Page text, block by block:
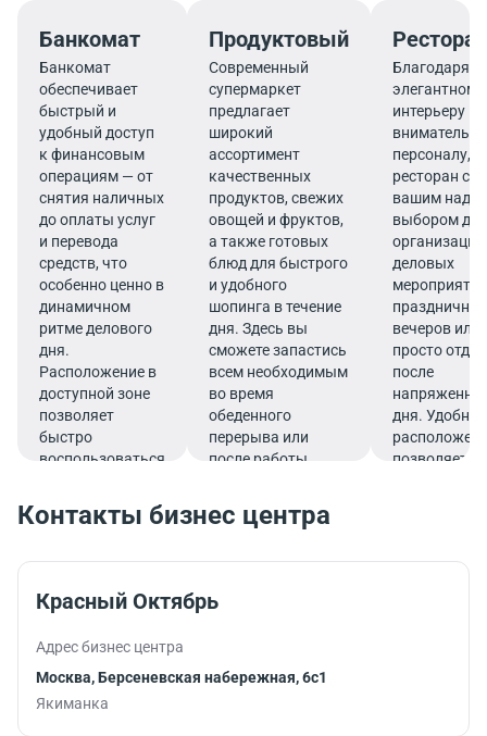
Банкомат
Банкомат
обеспечивает
быстрый и
удобный доступ
к финансовым
операциям — от
снятия наличных
до оплаты услуг
и перевода
средств, что
особенно ценно в
динамичном
ритме делового
дня.
Расположение в
доступной зоне
позволяет
быстро
воспользоваться
Продуктовый
Современный
супермаркет
предлагает
широкий
ассортимент
качественных
продуктов, свежих
овощей и фруктов,
а также готовых
блюд для быстрого
и удобного
шопинга в течение
дня. Здесь вы
сможете запастись
всем необходимым
во время
обеденного
перерыва или
после работы.
Ресторан
Благодаря
элегантному
интерьеру и
персоналу,
ресторан
вашим
выбором для
организации
деловых
вечеров или
просто
после
дня. Удобное
позволяет
рабочим
Контакты бизнес центра
Красный Октябрь
Адрес бизнес центра
Москва, Берсеневская набережная, 6с1
Якиманка